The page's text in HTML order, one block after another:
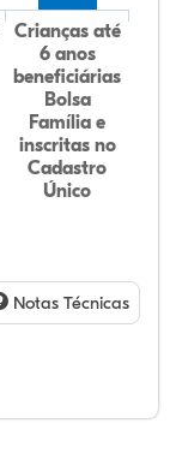
Crianças até
6 anos
beneficiárias
Bolsa
Família e
inscritas no
Cadastro
Único
Notas Técnicas